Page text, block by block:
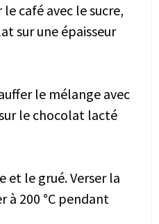
café avec le sucre,
sur une épaisseur
le mélange avec
le chocolat lacté
et le grué. Verser la
à 200 °C pendant